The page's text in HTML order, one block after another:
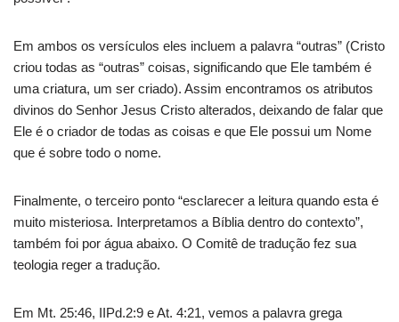
Em ambos os versículos eles incluem a palavra “outras” (Cristo
criou todas as “outras” coisas, significando que Ele também é
uma criatura, um ser criado). Assim encontramos os atributos
divinos do Senhor Jesus Cristo alterados, deixando de falar que
Ele é o criador de todas as coisas e que Ele possui um Nome
que é sobre todo o nome.
Finalmente, o terceiro ponto “esclarecer a leitura quando esta é
muito misteriosa. Interpretamos a Bíblia dentro do contexto”,
também foi por água abaixo. O Comitê de tradução fez sua
teologia reger a tradução.
Em Mt. 25:46, IIPd.2:9 e At. 4:21, vemos a palavra grega